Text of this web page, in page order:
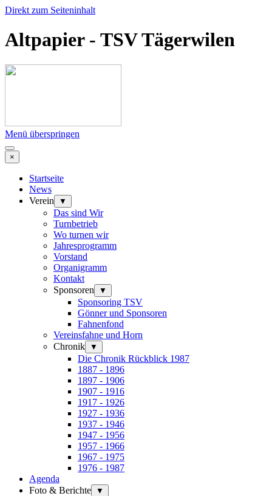
Direkt zum Seiteninhalt
Altpapier - TSV Tägerwilen
Menü überspringen
×
Startseite
News
Verein
▼
Das sind Wir
Turnbetrieb
Wo turnen wir
Jahresprogramm
Vorstand
Organigramm
Kontakt
Sponsoren
▼
Sponsoring TSV
Gönner und Sponsoren
Fahnenfond
Vereinsfahne und Horn
Chronik
▼
Die Chronik Rückblick 1987
1887 - 1896
1897 - 1906
1907 - 1916
1917 - 1926
1927 - 1936
1937 - 1946
1947 - 1956
1957 - 1966
1967 - 1975
1976 - 1987
Agenda
Foto & Berichte
▼